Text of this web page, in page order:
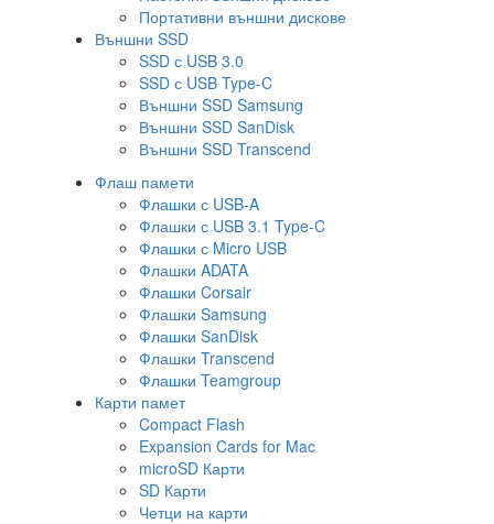
Портативни външни дискове
Външни SSD
SSD с USB 3.0
SSD с USB Type-C
Външни SSD Samsung
Външни SSD SanDisk
Външни SSD Transcend
Флаш памети
Флашки с USB-A
Флашки с USB 3.1 Type-C
Флашки с Micro USB
Флашки ADATA
Флашки Corsair
Флашки Samsung
Флашки SanDisk
Флашки Transcend
Флашки Teamgroup
Карти памет
Compact Flash
Expansion Cards for Mac
microSD Карти
SD Карти
Четци на карти